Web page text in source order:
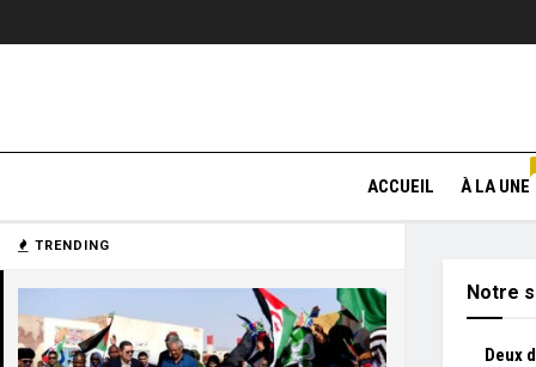
TRENDING
ACCUEIL À LA UNE
Notre
Deux